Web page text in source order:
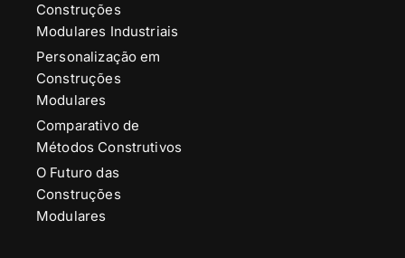
Construções
Modulares Industriais
Personalização em
Construções
Modulares
Comparativo de
Métodos Construtivos
O Futuro das
Construções
Modulares